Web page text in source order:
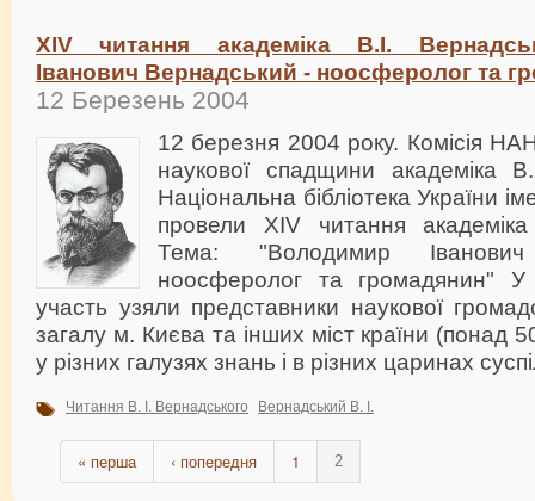
XIV читання академіка В.І.
Іванович Вернадський - ноосферолог та
12 Березень 2004
12 березня 2004 року. Комісія
наукової спадщини академіка
Національна бібліотека України
провели XIV читання
Тема: "Володимир
ноосферолог та громадянин" У
участь узяли представники наукової
загалу м. Києва та інших міст країни (понад
у різних галузях знань і в різних царинах
Читання В. І. Вернадського Вернадський В. І.
« перша ‹ попередня 1 2